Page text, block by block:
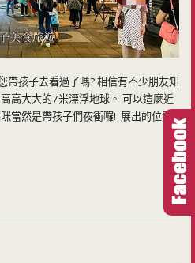
帶孩子去看過了嗎? 相信有不少朋友知
高大大的7米漂浮地球。 可以這麼近
當然是帶孩子們夜衝囉! 展出的位置